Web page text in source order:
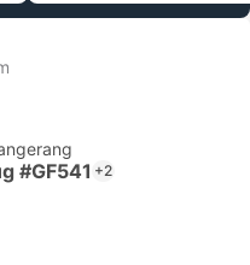
#GF541 +2